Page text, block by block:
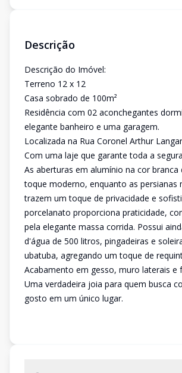
Descrição
Descrição do Imóvel:
Terreno 12 x 12
Casa sobrado de 100m²
Residência com 02 aconchegantes
elegante banheiro e uma garagem.
Localizada na Rua Coronel Arthur
Com uma laje que garante toda a
As aberturas em alumínio na cor
toque moderno, enquanto as persianas
trazem um toque de privacidade e
porcelanato proporciona praticidade,
pela elegante massa corrida. Possui
d'água de 500 litros, pingadeiras e
ubatuba, agregando um toque de
Acabamento em gesso, muro laterais e
Uma verdadeira joia para quem busca
gosto em um único lugar.